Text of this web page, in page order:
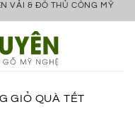
VẢI & ĐỒ THỦ CÔNG MỸ
GIỎ QUÀ TẾT